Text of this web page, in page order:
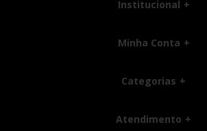
Institucional
Minha Conta
Categorias
Atendimento